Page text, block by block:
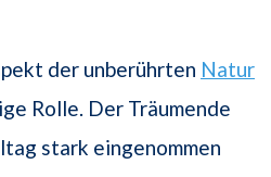
der unberührten Natur
Rolle. Der Träumende
stark eingenommen